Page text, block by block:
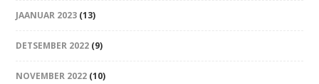
JAANUAR 2023 (13)
DETSEMBER 2022 (9)
NOVEMBER 2022 (10)